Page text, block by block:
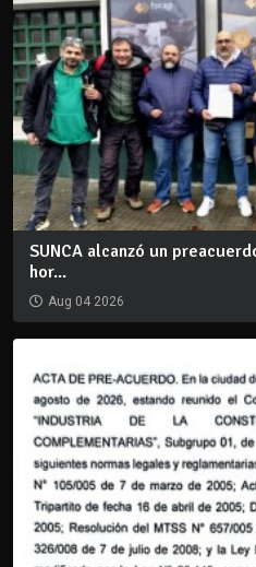
SUNCA alcanzó un
hor...
Aug 04 2026